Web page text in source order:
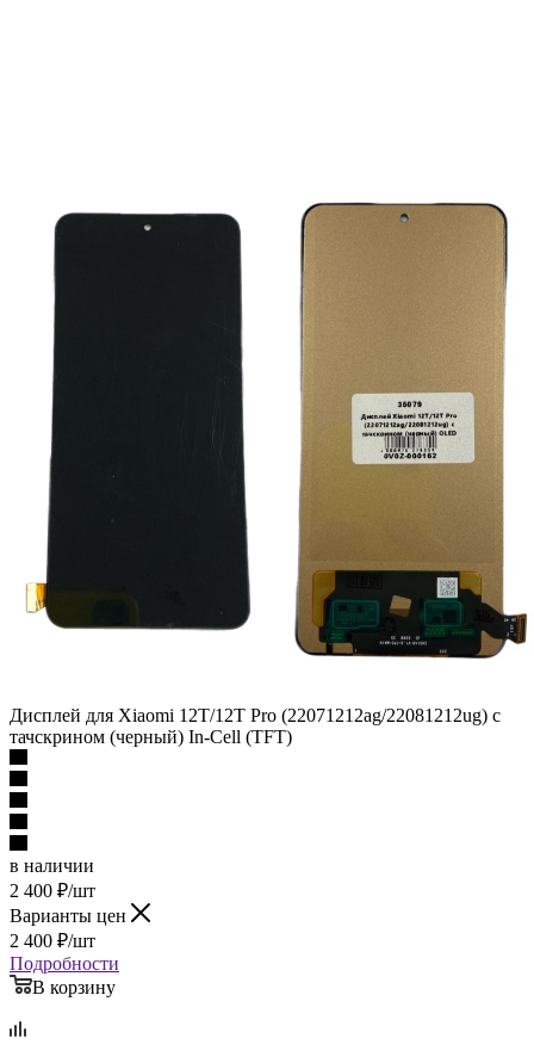
Дисплей для Xiaomi 12T/12T Pro (22071212ag/22081212ug) с
тачскрином (черный) In-Cell (TFT)
в наличии
2 400
Варианты цен
2 400₽/шт
Подробности
В корзину